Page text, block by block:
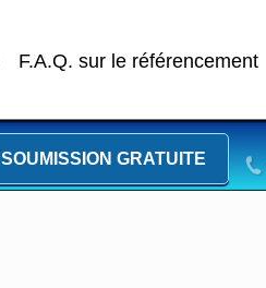
F.A.Q. sur le référencement
SOUMISSION GRATUITE